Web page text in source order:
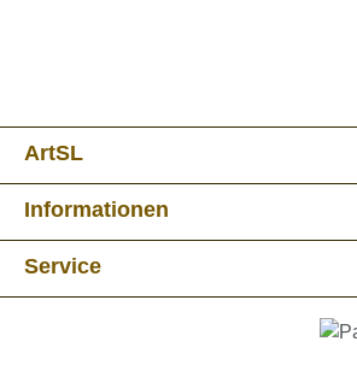
ArtSL
Informationen
Service